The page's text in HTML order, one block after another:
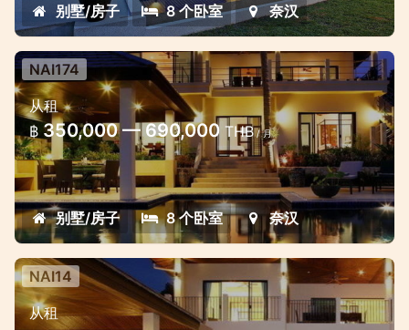
别墅/房子 8 个卧室 奈汉
NAI174
从租
฿ 350,000 — 690,000 THB / 月
别墅/房子 8 个卧室 奈汉
NAI14
从租